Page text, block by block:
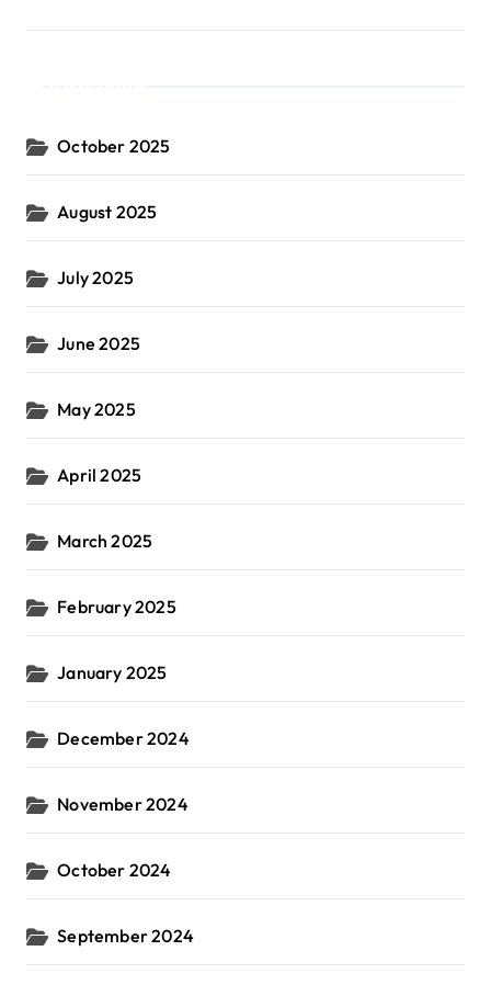
October 2025
August 2025
July 2025
June 2025
May 2025
April 2025
March 2025
February 2025
January 2025
December 2024
November 2024
October 2024
September 2024